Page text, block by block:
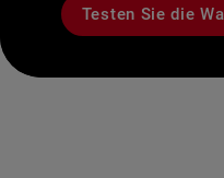
Testen Sie die